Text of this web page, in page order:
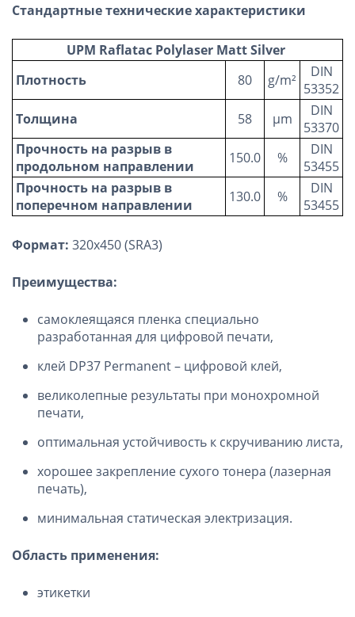
Стандартные технические характеристики
UPM Raflatac Polylaser Matt Silver
Плотность
80 g/m²
DIN
53352
Толщина
58 µm
DIN
53370
Прочность на разрыв в
продольном направлении
150.0 %
DIN
53455
Прочность на разрыв в
поперечном направлении
130.0 %
DIN
53455
Формат: 320х450 (SRA3)
Преимущества:
самоклеящаяся пленка специально
разработанная для цифровой печати,
клей DP37 Permanent – цифровой клей,
великолепные результаты при монохромной
печати,
оптимальная устойчивость к скручиванию листа,
хорошее закрепление сухого тонера (лазерная
печать),
минимальная статическая электризация.
Область применения:
этикетки